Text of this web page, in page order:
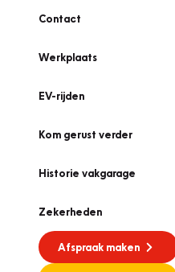
Contact
Werkplaats
EV-rijden
Kom gerust verder
Historie vakgarage
Zekerheden
Afspraak maken